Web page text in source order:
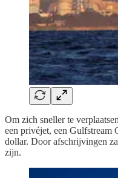
Om zich sneller te
een privéjet, een Gulfstream
dollar. Door afschrijvingen
zijn.